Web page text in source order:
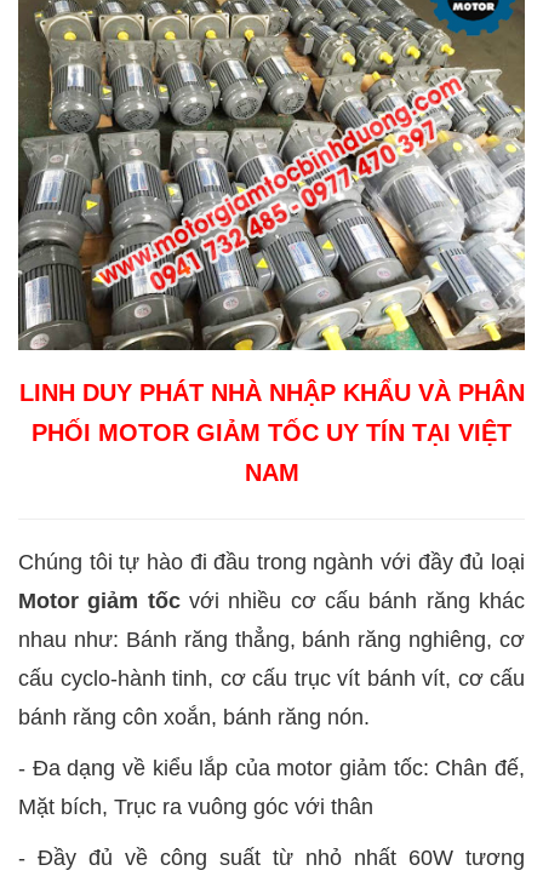
LINH DUY PHÁT NHÀ NHẬP KHẨU VÀ PHÂN
PHỐI MOTOR GIẢM TỐC UY TÍN TẠI VIỆT
NAM
Chúng tôi tự hào đi đầu trong ngành với đầy đủ loại
Motor giảm tốcvới nhiều cơ cấu bánh răng khác
nhau như: Bánh răng thẳng, bánh răng nghiêng, cơ
cấu cyclo-hành tinh, cơ cấu trục vít bánh vít, cơ cấu
bánh răng côn xoắn, bánh răng nón.
- Đa dạng về kiểu lắp của motor giảm tốc: Chân đế,
Mặt bích, Trục ra vuông góc với thân
- Đầy đủ về công suất từ nhỏ nhất 60W tương